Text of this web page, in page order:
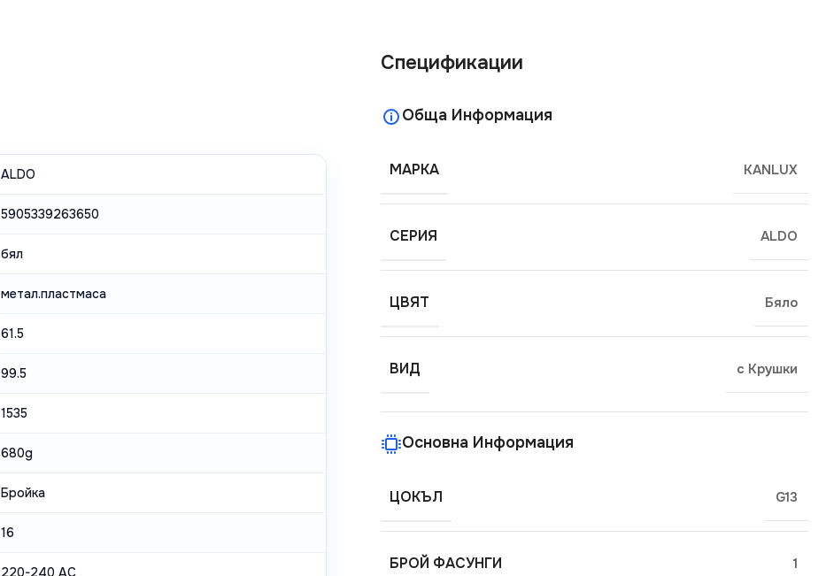
ALDO
5905339263650
бял
метал.пластмаса
61.5
99.5
1535
680g
Бройка
16
220-240 AC
Спецификации
Обща Информация
МАРКА KANLUX
СЕРИЯ ALDO
ЦВЯТ Бяло
ВИД с Крушки
Основна Информация
ЦОКЪЛ G13
БРОЙ ФАСУНГИ 1